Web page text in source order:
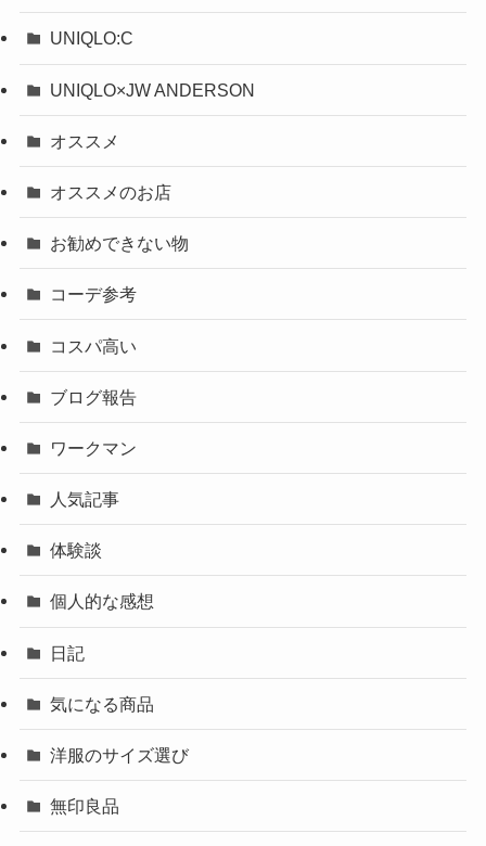
UNIQLO:C
UNIQLO×JW ANDERSON
オススメ
オススメのお店
お勧めできない物
コーデ参考
コスパ高い
ブログ報告
ワークマン
人気記事
体験談
個人的な感想
日記
気になる商品
洋服のサイズ選び
無印良品